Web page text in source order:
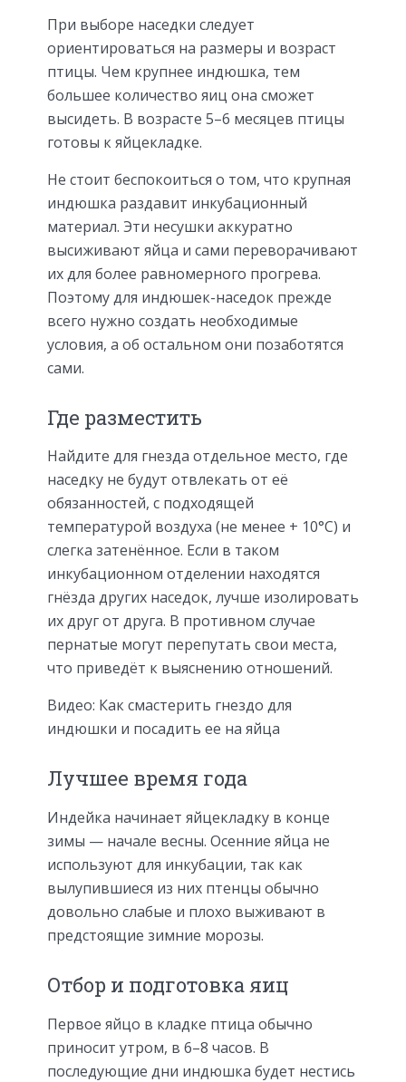
При выборе наседки следует
ориентироваться на размеры и возраст
птицы. Чем крупнее индюшка, тем
большее количество яиц она сможет
высидеть. В возрасте 5–6 месяцев птицы
готовы к яйцекладке.
Не стоит беспокоиться о том, что крупная
индюшка раздавит инкубационный
материал. Эти несушки аккуратно
высиживают яйца и сами переворачивают
их для более равномерного прогрева.
Поэтому для индюшек-наседок прежде
всего нужно создать необходимые
условия, а об остальном они позаботятся
сами.
Где разместить
Найдите для гнезда отдельное место, где
наседку не будут отвлекать от её
обязанностей, с подходящей
температурой воздуха (не менее + 10°С) и
слегка затенённое. Если в таком
инкубационном отделении находятся
гнёзда других наседок, лучше изолировать
их друг от друга. В противном случае
пернатые могут перепутать свои места,
что приведёт к выяснению отношений.
Видео: Как смастерить гнездо для
индюшки и посадить ее на яйца
Лучшее время года
Индейка начинает яйцекладку в конце
зимы — начале весны. Осенние яйца не
используют для инкубации, так как
вылупившиеся из них птенцы обычно
довольно слабые и плохо выживают в
предстоящие зимние морозы.
Отбор и подготовка яиц
Первое яйцо в кладке птица обычно
приносит утром, в 6–8 часов. В
последующие дни индюшка будет нестись